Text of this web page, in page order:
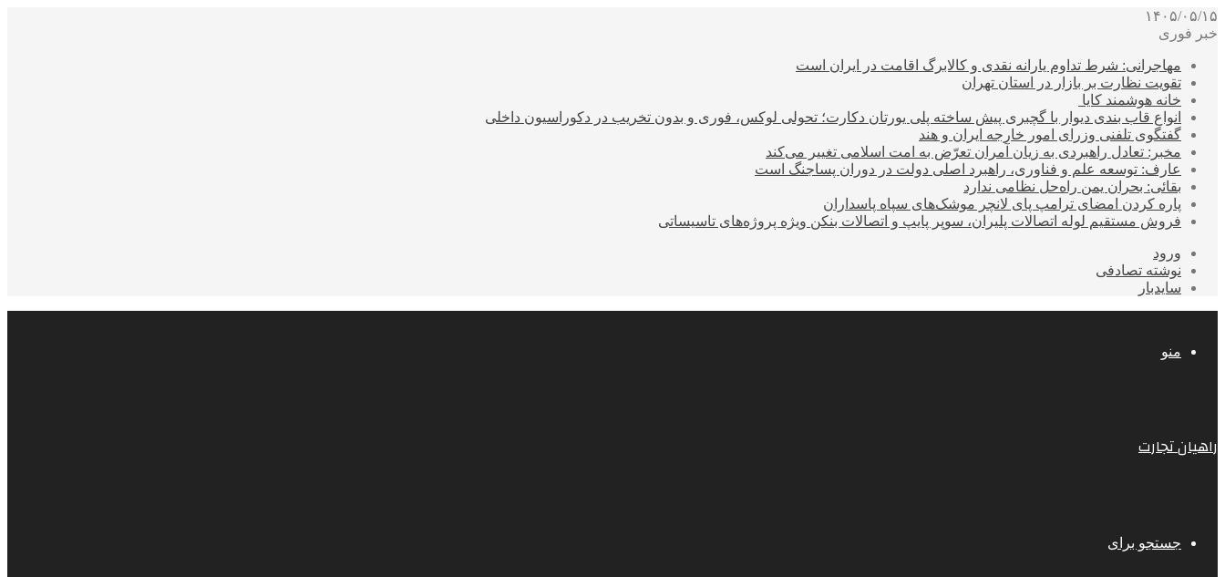
۱۴۰۵/۰۵/۱۵
خبر فوری
مهاجرانی: شرط تداوم یارانه نقدی و کالابرگ اقامت در ایران است
تقویت نظارت بر بازار در استان تهران
خانه هوشمند کایا
انواع قاب بندی دیوار با گچبری پیش ساخته پلی یورتان دکارت؛ تحولی لوکس، فوری و بدون تخریب در دکوراسیون داخلی
گفتگوی تلفنی وزرای امور خارجه ایران و هند
مخبر: تعادل راهبردی به زیان آمران تعرّض به امت اسلامی تغییر می‌کند
عارف: توسعه علم و فناوری، راهبرد اصلی دولت در دوران پساجنگ است
بقائی: بحران یمن راه‌حل نظامی ندارد
پاره کردن امضای ترامپ پای لانچر موشک‌های سپاه پاسداران
فروش مستقیم لوله اتصالات پلیران، سوپر پایپ و اتصالات بنکن ویژه پروژه‌های تاسیساتی
ورود
نوشته تصادفی
سایدبار
منو
راهیان تجارت
جستجو برای